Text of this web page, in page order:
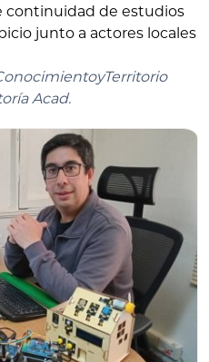
continuidad de estudios
junto a actores locales
Acad.